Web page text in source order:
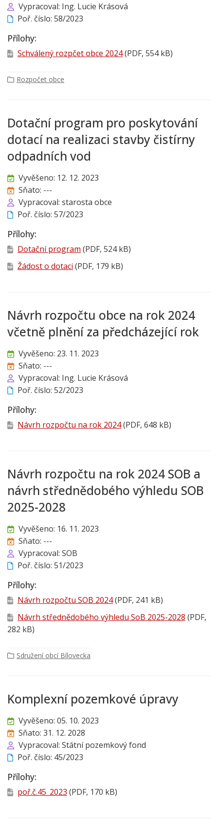
Vypracoval: Ing. Lucie Krásová
Poř. číslo: 58/2023
Přílohy:
Schválený rozpčet obce 2024(PDF, 554 kB)
Rozpočet obce
Dotační program pro poskytování
dotací na realizaci stavby čistírny
odpadních vod
Vyvěšeno: 12. 12. 2023
Sňato: ---
Vypracoval: starosta obce
Poř. číslo: 57/2023
Přílohy:
Dotační program (PDF, 524 kB)
Žádost o dotaci (PDF, 179 kB)
Návrh rozpočtu obce na rok 2024
včetně plnění za předcházející rok
Vyvěšeno: 23. 11. 2023
Sňato: ---
Vypracoval: Ing. Lucie Krásová
Poř. číslo: 52/2023
Přílohy:
Návrh rozpočtu na rok 2024(PDF, 648 kB)
Návrh rozpočtu na rok 2024 SOB a
návrh střednědobého výhledu SOB
2025-2028
Vyvěšeno: 16. 11. 2023
Sňato: ---
Vypracoval: SOB
Poř. číslo: 51/2023
Přílohy:
Návrh rozpočtu SOB 2024(PDF, 241 kB)
Návrh střednědobého výhledu SoB 2025-2028 (PDF,
282 kB)
Sdružení obcí Bílovecka
Komplexní pozemkové úpravy
Vyvěšeno: 05. 10. 2023
Sňato: 31. 12. 2028
Vypracoval: Státní pozemkový fond
Poř. číslo: 45/2023
Přílohy:
poř.č.45_2023 (PDF, 170 kB)